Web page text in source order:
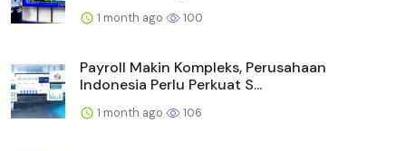
1 month ago 100
Payroll Makin Kompleks, Perusahaan
Indonesia Perlu Perkuat S...
1 month ago 106